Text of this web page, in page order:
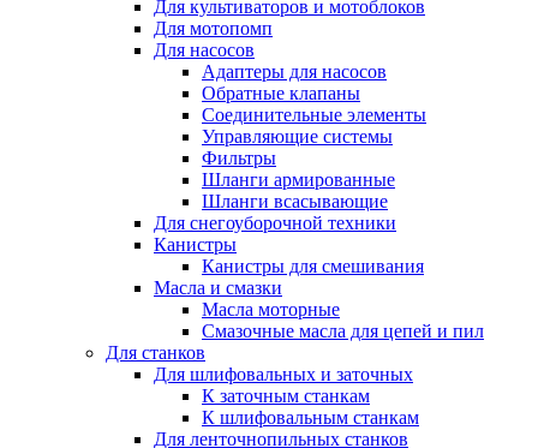
Для культиваторов и мотоблоков
Для мотопомп
Для насосов
Адаптеры для насосов
Обратные клапаны
Соединительные элементы
Управляющие системы
Фильтры
Шланги армированные
Шланги всасывающие
Для снегоуборочной техники
Канистры
Канистры для смешивания
Масла и смазки
Масла моторные
Смазочные масла для цепей и пил
Для станков
Для шлифовальных и заточных
К заточным станкам
К шлифовальным станкам
Для ленточнопильных станков